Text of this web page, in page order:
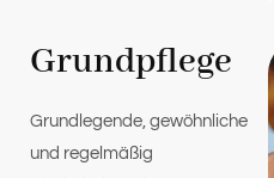
Grundpflege
Grundlegende, gewöhnliche
und regelmäßig